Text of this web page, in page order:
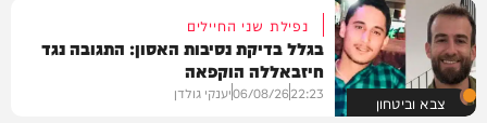
צבא וביטחון
נפילת שני החיילים
בגלל בדיקת נסיבות האסון: התגובה נגד
חיזבאללה הוקפאה
22:23
06/08/26יענקי גולדן